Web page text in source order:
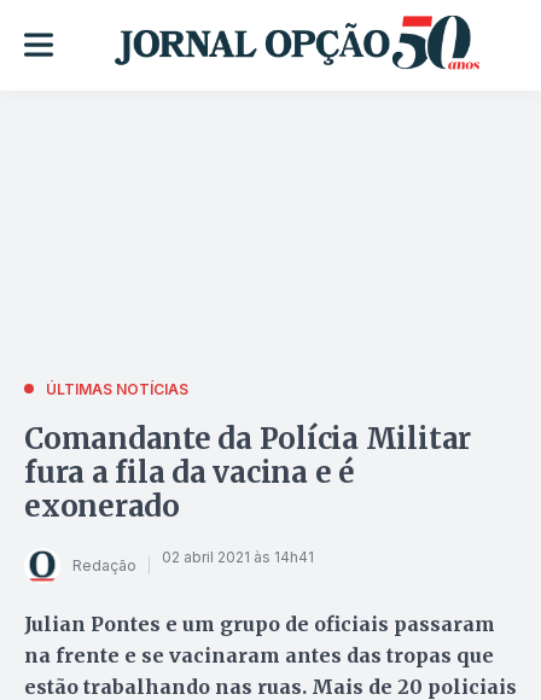
ÚLTIMAS NOTÍCIAS
Comandante da Polícia Militar
fura a fila da vacina e é
exonerado
Redação 02 abril 2021 às 14h41
Julian Pontes e um grupo de oficiais passaram
na frente e se vacinaram antes das tropas que
estão trabalhando nas ruas. Mais de 20 policiais